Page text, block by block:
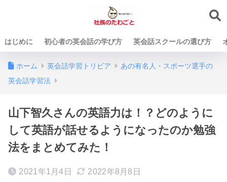
はじめに 初心者の英会話の学び方 英会話スクールの選び方
ホーム 英会話学習トリビア
あの有名人・スポーツ選手の
英会話学習法
山下智久さんの英語力は！？どのように
して英語が話せるようになったのか勉強
法をまとめてみた！
2021年1月4日 2022年8月8日